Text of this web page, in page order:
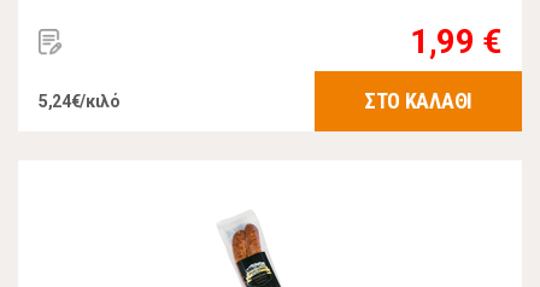
1,99 €
5,24€/κιλό ΣΤΟ ΚΑΛΑΘΙ